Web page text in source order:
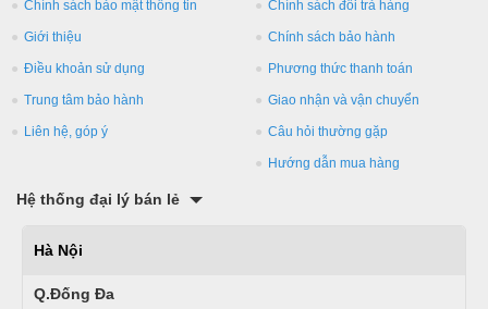
Chính sách bảo mật thông tin
Giới thiệu
Điều khoản sử dụng
Trung tâm bảo hành
Liên hệ, góp ý
Chính sách đổi trả hàng
Chính sách bảo hành
Phương thức thanh toán
Giao nhận và vận chuyển
Câu hỏi thường gặp
Hướng dẫn mua hàng
Hệ thống đại lý bán lẻ
Hà Nội
Q.Đống Đa